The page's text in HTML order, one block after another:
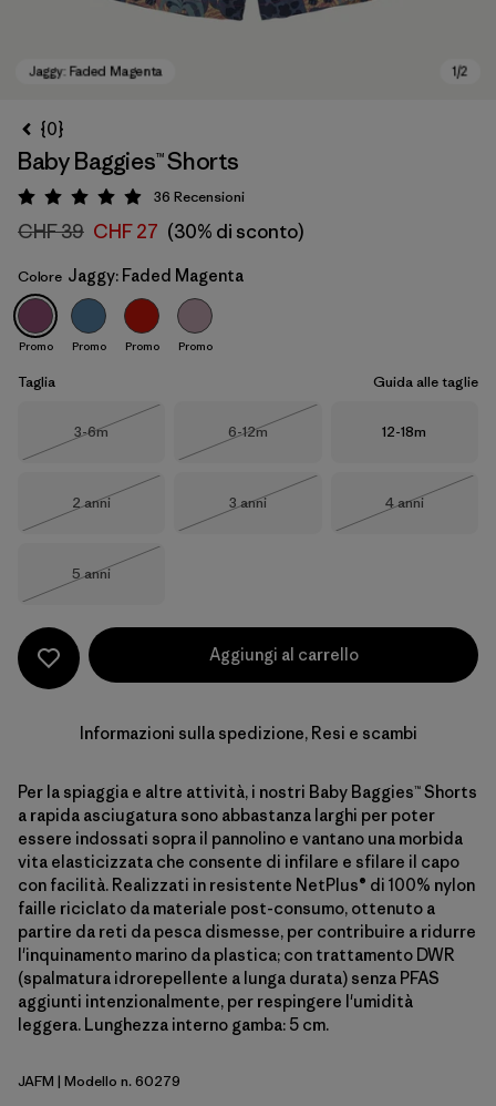
Jaggy: Faded Magenta
{0}
Baby Baggies™ Shorts
Valutazione: 4.9 / 5
36 Recensioni
CHF 39 CHF 27 (30% di sconto)
Colore Jaggy: Faded Magenta
Promo Promo Promo Promo
Taglia Guida alle taglie
Taglia
3-6m
Taglia
6-12m
Taglia
12-18m
Taglia
2 anni
Taglia
3 anni
Taglia
4 anni
Taglia
5 anni
Aggiungi al carrello
Informazioni sulla spedizione, Resi e scambi
Per la spiaggia e altre attività, i nostri Baby Baggies™ Shorts
a rapida asciugatura sono abbastanza larghi per poter
essere indossati sopra il pannolino e vantano una morbida
vita elasticizzata che consente di infilare e sfilare il capo
con facilità. Realizzati in resistente NetPlus® di 100% nylon
faille riciclato da materiale post-consumo, ottenuto a
partire da reti da pesca dismesse, per contribuire a ridurre
l'inquinamento marino da plastica; con trattamento DWR
(spalmatura idrorepellente a lunga durata) senza PFAS
aggiunti intenzionalmente, per respingere l'umidità
leggera. Lunghezza interno gamba: 5 cm.
Jaggy: Faded Magenta
JAFM | Modello n. 60279